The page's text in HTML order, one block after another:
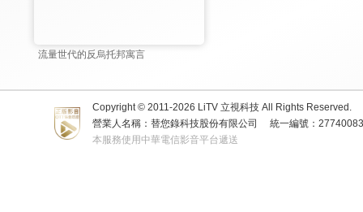
流量世代的反烏托邦寓言
Copyright © 2011-2026 LiTV 立視科技 All Rights Reserved.
營業人名稱：替您錄科技股份有限公司
統一編號：
本服務使用中華電信影音平台遞送